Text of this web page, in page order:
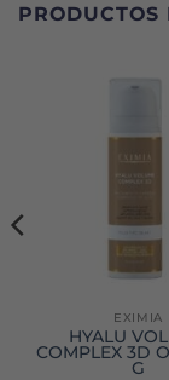
PRODUCTOS
EXIMIA
HYALU
COMPLEX 3D
G